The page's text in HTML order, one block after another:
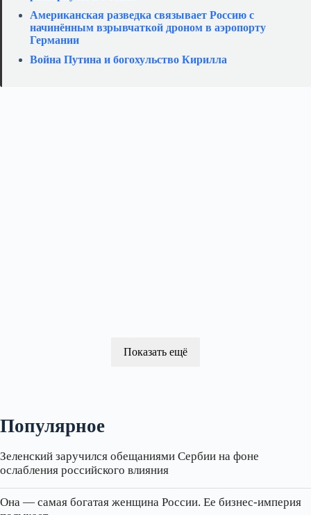
Американская разведка связывает Россию с
начинённым взрывчаткой дроном в аэропорту
Германии
Война Путина и богохульство Кирилла
Показать ещё
Популярное
Зеленский заручился обещаниями Сербии на фоне
ослабления российского влияния
Она — самая богатая женщина России. Ее бизнес‑империя